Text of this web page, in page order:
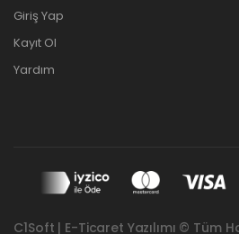
Giriş Yap
Kayıt Ol
Yardım
C1Soft | E-Ticaret Yazılımı © Tüm